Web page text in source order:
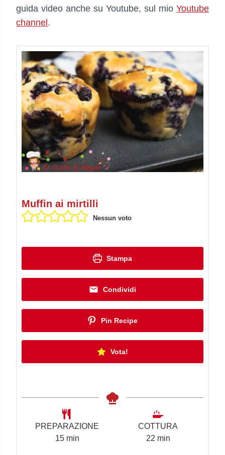
guida video anche su Youtube, sul mio Youtube
channel.
Muffin ai mirtilli
Nessun voto
Stampa
Condividi
Pin Recipe
Vota!
PREPARAZIONE
15mmin
COTTURA
22mmin